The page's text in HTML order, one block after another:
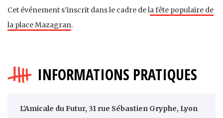
Cet événement s’inscrit dans le cadre de la fête populaire de
la place Mazagran.
INFORMATIONS PRATIQUES
L’Amicale du Futur, 31 rue Sébastien Gryphe, Lyon